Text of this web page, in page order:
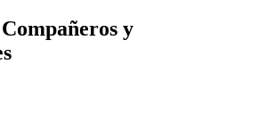
y